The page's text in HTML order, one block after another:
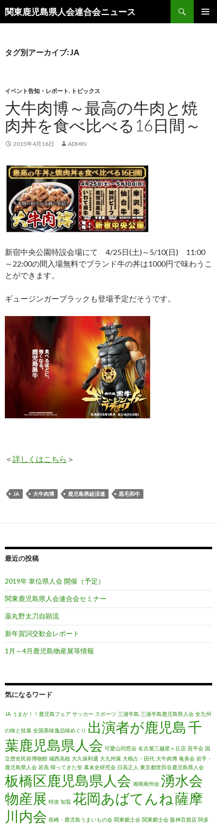
関東鹿児島県人会連合会ニュース
検
索
ン
動
タグ別アーカイブ: JA
イベント告知・レポート, トピックス
大牛肉博～最高の牛肉と焼
肉丼を食べ比べる16日間～
2015年4月16日 ADMIN
新宿中央公園特設会場にて 4/25日(土)～5/10(日) 11:00
～22:00の間入場無料でブランド牛の丼は1000円で味わうこ
とができます。
ギュージンガーブラックも登場予定だそうです。
＜ 詳しくはこちら ＞
JA 大牛肉博 鹿児島県経済連 黒毛和牛
最近の投稿
2019年 単位県人会 開催（予定）
関東鹿児島県人会連合会セミナー
薬丸野太刀自顕流
新年賀詞交歓会レポート
1月～4月鹿児島物産展等情報
気になるワード
JA うまか！！鹿児島フェア サッカー スポーツ 三浦半島 三浦半島鹿児島県人会 全九州
の味と技展 全国美味逸品味めぐり 出演者が鹿児島千
葉鹿児島県人会 可愛山同窓会 名古屋三越星ヶ丘店 吾平会 国
立歴史民俗博物館 城西高校 大久保利通 大九州展 大根占・田代 大牛肉博 奄美会 岩手・
鹿児島県人会 岩高 帰ってきた蛍 幕末史研究会 日高正人 東京都世田谷鹿児島県人会
板橋区鹿児島県人会 湘南南州会 湧水会
物産展 特攻 知覧 花岡あばてんね薩摩
川内会 長崎・鹿児島うまいもの会 関東郷土会 関東郷士会 阪神百貨店 阿多